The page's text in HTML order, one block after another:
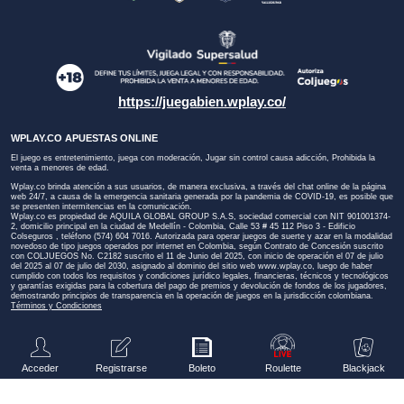
https://juegabien.wplay.co/
WPLAY.CO APUESTAS ONLINE
El juego es entretenimiento, juega con moderación, Jugar sin control causa adicción, Prohibida la
venta a menores de edad.
Wplay.co brinda atención a sus usuarios, de manera exclusiva, a través del chat online de la página
web 24/7, a causa de la emergencia sanitaria generada por la pandemia de COVID-19, es posible que
se presenten intermitencias en la comunicación.
Wplay.co es propiedad de AQUILA GLOBAL GROUP S.A.S, sociedad comercial con NIT 901001374-
2, domicilio principal en la ciudad de Medellín - Colombia, Calle 53 # 45 112 Piso 3 - Edificio
Colseguros , teléfono (574) 604 7016. Autorizada para operar juegos de suerte y azar en la modalidad
novedoso de tipo juegos operados por internet en Colombia, según Contrato de Concesión suscrito
con COLJUEGOS No. C2182 suscrito el 11 de Junio del 2025, con inicio de operación el 07 de julio
del 2025 al 07 de julio del 2030, asignado al dominio del sitio web www.wplay.co , luego de haber
cumplido con todos los requisitos y condiciones jurídico legales, financieras, técnicos y tecnológicos
y garantías exigidas para la cobertura del pago de premios y devolución de fondos de los jugadores,
demostrando principios de transparencia en la operación de juegos en la jurisdicción colombiana.
Términos y Condiciones
Acceder Registrarse Boleto Roulette Blackjack